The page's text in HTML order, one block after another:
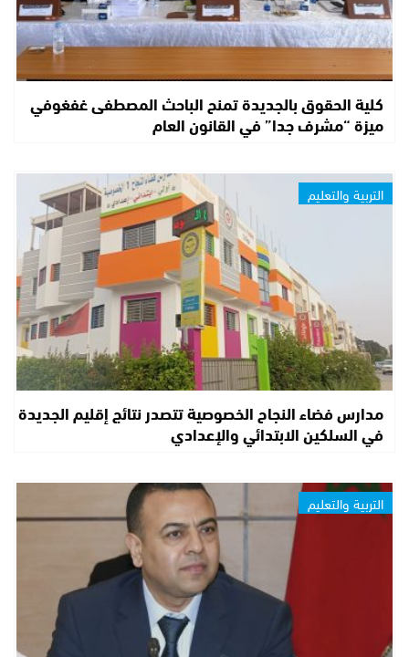
كلية الحقوق بالجديدة تمنح الباحث المصطفى غفغوفي
ميزة “مشرف جدا” في القانون العام
التربية والتعليم
مدارس فضاء النجاح الخصوصية تتصدر نتائج إقليم الجديدة
في السلكين الابتدائي والإعدادي
التربية والتعليم